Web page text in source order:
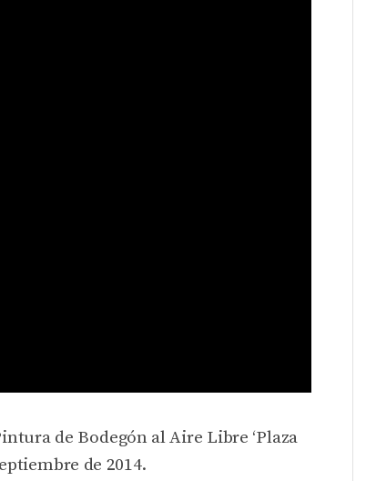
de Bodegón al Aire Libre ‘Plaza
de 2014.